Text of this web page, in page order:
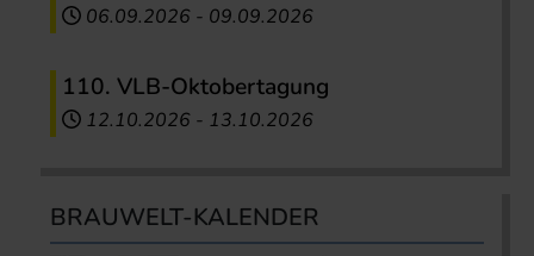
06.09.2026 - 09.09.2026
110. VLB-Oktobertagung
12.10.2026 - 13.10.2026
BRAUWELT-KALENDER